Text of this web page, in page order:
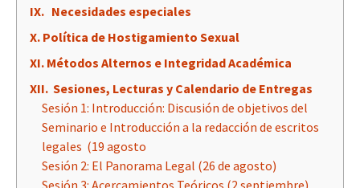
IX. Necesidades especiales
X. Política de Hostigamiento Sexual
XI. Métodos Alternos e Integridad Académica
XII. Sesiones, Lecturas y Calendario de Entregas
Sesión 1: Introducción: Discusión de objetivos del
Seminario e Introducción a la redacción de escritos
legales (19 agosto
Sesión 2: El Panorama Legal (26 de agosto)
Sesión 3: Acercamientos Teóricos (2 septiembre)